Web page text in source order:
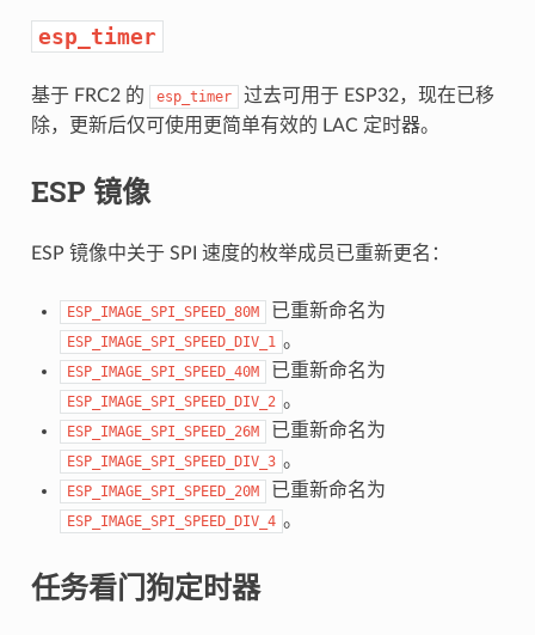
esp_timer
基于 FRC2 的 esp_timer
过去可用于 ESP32，现在已移
除，更新后仅可使用更简单有效的 LAC 定时器。
ESP 镜像
ESP 镜像中关于 SPI 速度的枚举成员已重新更名：
ESP_IMAGE_SPI_SPEED_80M 已重新命名为
ESP_IMAGE_SPI_SPEED_DIV_1 。
ESP_IMAGE_SPI_SPEED_40M 已重新命名为
ESP_IMAGE_SPI_SPEED_DIV_2 。
ESP_IMAGE_SPI_SPEED_26M 已重新命名为
ESP_IMAGE_SPI_SPEED_DIV_3 。
ESP_IMAGE_SPI_SPEED_20M 已重新命名为
ESP_IMAGE_SPI_SPEED_DIV_4 。
任务看门狗定时器